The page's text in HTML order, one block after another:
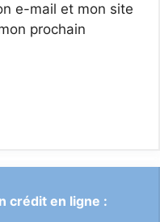
e-mail et mon site
prochain
crédit en ligne :